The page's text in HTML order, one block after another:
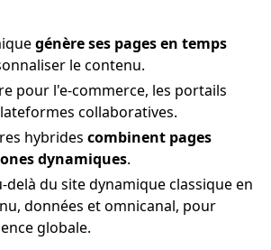
génère ses pages en temps
le contenu.
pour l'e-commerce, les portails
collaboratives.
hybrides combinent pages
dynamiques.
delà du site dynamique classique en
données et omnicanal, pour
globale.